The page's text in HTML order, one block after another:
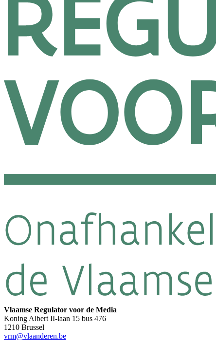
Vlaamse Regulator voor de Media
Koning Albert II-laan 15 bus 476
1210 Brussel
vrm@vlaanderen.be